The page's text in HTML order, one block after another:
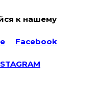
к нашему
Facebook